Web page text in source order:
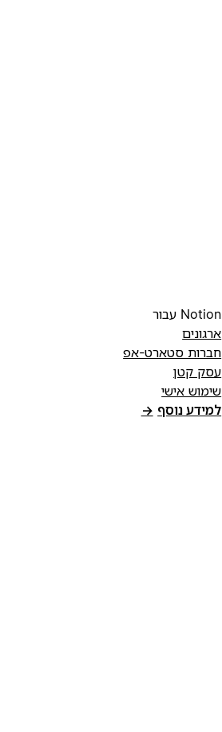
Notion עבור
ארגונים
חברות סטארט-אפ
עסק קטן
שימוש אישי
למידע נוסף →